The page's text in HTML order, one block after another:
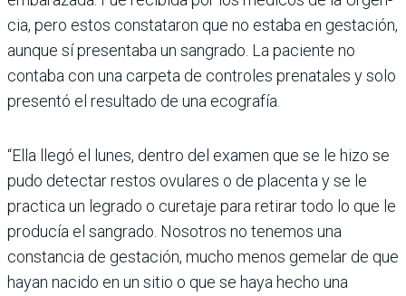
cia, pero estos constataron que no estaba en gestación,
aunque sí presentaba un san­grado. La paciente no
contaba con una carpeta de controles prenatales y solo
presentó el resultado de una ecografía.
“Ella llegó el lunes, dentro del examen que se le hizo se
pudo detectar restos ovulares o de placenta y se le
practica un legrado o curetaje para retirar todo lo que le
producía el san­grado. Nosotros no tenemos una
constancia de gestación, mucho menos gemelar de que
hayan nacido en un sitio o que se haya hecho una